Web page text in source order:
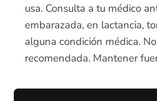
usa. Consulta a tu médico
embarazada, en lactancia,
alguna condición médica.
recomendada. Mantener